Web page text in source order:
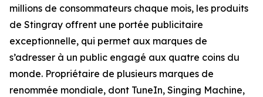
millions de consommateurs chaque mois, les produits
de Stingray offrent une portée publicitaire
exceptionnelle, qui permet aux marques de
s’adresser à un public engagé aux quatre coins du
monde. Propriétaire de plusieurs marques de
renommée mondiale, dont TuneIn, Singing Machine,